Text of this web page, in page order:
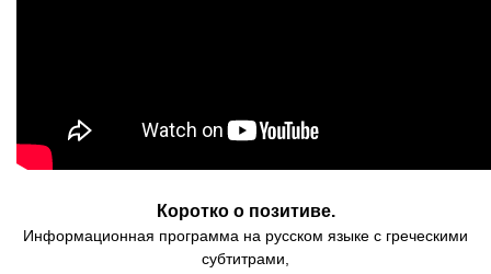
Коротко о позитиве.
Информационная программа на русском языке с греческими
субтитрами,